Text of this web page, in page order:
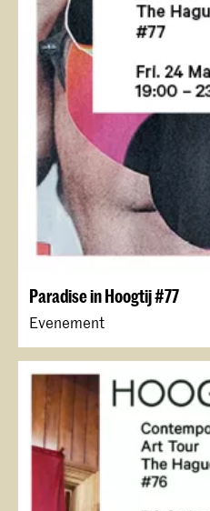
Paradise in Hoogtij #77
Evenement